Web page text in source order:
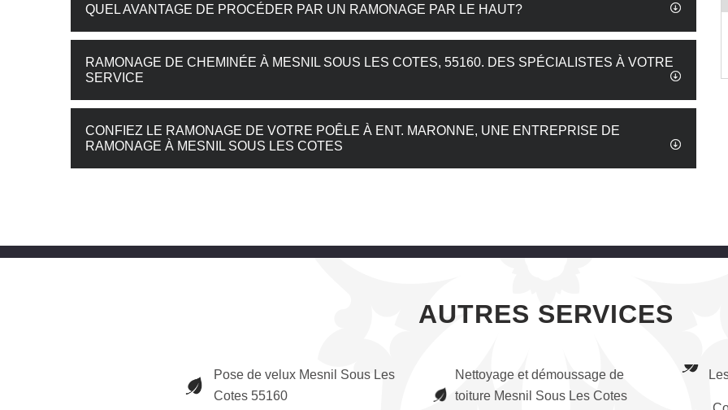
QUEL AVANTAGE DE PROCÉDER PAR UN RAMONAGE PAR LE HAUT?
RAMONAGE DE CHEMINÉE À MESNIL SOUS LES COTES, 55160. DES SPÉCIALISTES À VOTRE
SERVICE
CONFIEZ LE RAMONAGE DE VOTRE POÊLE À ENT. MARONNE, UNE ENTREPRISE DE
RAMONAGE À MESNIL SOUS LES COTES
AUTRES SERVICES
Pose de velux Mesnil Sous Les
Cotes 55160
Nettoyage et démoussage de
toiture Mesnil Sous Les Cotes